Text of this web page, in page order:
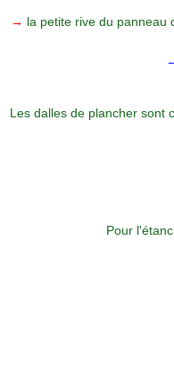
→
la petite rive du
Les dalles de plancher sont
Pour